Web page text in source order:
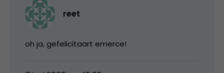
reet
oh ja, gefelicitaart emerce!